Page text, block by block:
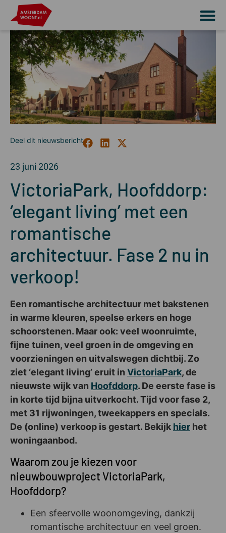
23 juni 2026
VictoriaPark, Hoofddorp:
‘elegant living’ met een
romantische
architectuur. Fase 2 nu in
verkoop!
Een romantische architectuur met bakstenen
in warme kleuren, speelse erkers en hoge
schoorstenen. Maar ook: veel woonruimte,
fijne tuinen, veel groen in de omgeving en
voorzieningen en uitvalswegen dichtbij. Zo
ziet ‘elegant living’ eruit in VictoriaPark, de
nieuwste wijk van Hoofddorp. De eerste fase is
in korte tijd bijna uitverkocht. Tijd voor fase 2,
met 31 rijwoningen, tweekappers en specials.
De (online) verkoop is gestart. Bekijk hier het
woningaanbod.
Waarom zou je kiezen voor
nieuwbouwproject VictoriaPark,
Hoofddorp?
Een sfeervolle woonomgeving, dankzij
romantische architectuur en veel groen.